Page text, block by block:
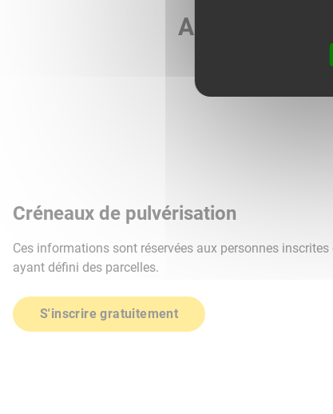
Agri météo
Créneaux de pulvérisation
Ces informations sont réservées aux personnes inscrites
ayant défini des parcelles.
S'inscrire gratuitement